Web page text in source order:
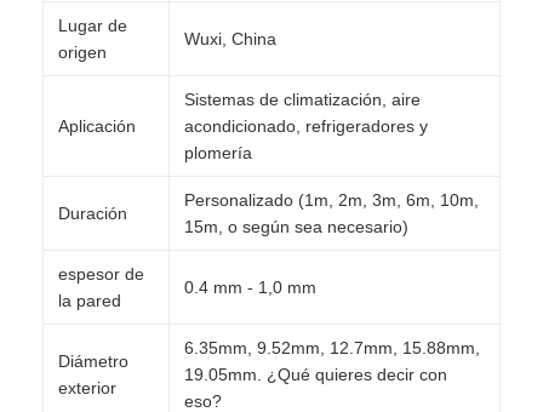
Lugar de
origen
Wuxi, China
Aplicación
Sistemas de climatización, aire
acondicionado, refrigeradores y
plomería
Duración
Personalizado (1m, 2m, 3m, 6m, 10m,
15m, o según sea necesario)
espesor de
la pared
0.4 mm - 1,0 mm
Diámetro
exterior
6.35mm, 9.52mm, 12.7mm, 15.88mm,
19.05mm. ¿Qué quieres decir con
eso?